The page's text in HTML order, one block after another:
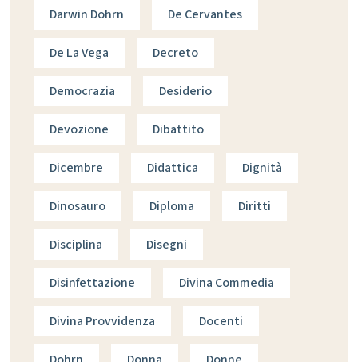
Darwin Dohrn De Cervantes
De La Vega Decreto
Democrazia Desiderio
Devozione Dibattito
Dicembre Didattica Dignità
Dinosauro Diploma Diritti
Disciplina Disegni
Disinfettazione Divina Commedia
Divina Provvidenza Docenti